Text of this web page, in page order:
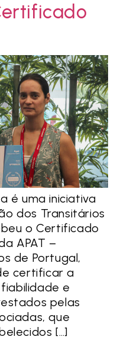
é uma iniciativa
dos Transitários
o Certificado
APAT –
de Portugal,
certificar a
e
pelas
que
[…]